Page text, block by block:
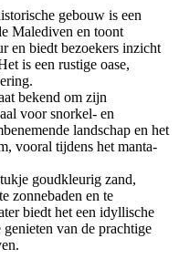
gebouw is een
Malediven en toont
en biedt bezoekers inzicht
is een rustige oase,
bekend om zijn
voor snorkel- en
landschap en het
vooral tijdens het manta-
goudkleurig zand,
zonnebaden en te
biedt het een idyllische
van de prachtige